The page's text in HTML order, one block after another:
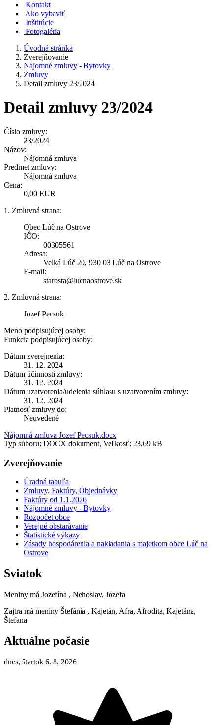
Kontakt
Ako vybaviť
Inštitúcie
Fotogaléria
Úvodná stránka
Zverejňovanie
Nájomné zmluvy - Bytovky
Zmluvy
Detail zmluvy 23/2024
Detail zmluvy 23/2024
Číslo zmluvy:
23/2024
Názov:
Nájomná zmluva
Predmet zmluvy:
Nájomná zmluva
Cena:
0,00 EUR
1. Zmluvná strana:
Obec Lúč na Ostrove
IČO:
00305561
Adresa:
Velká Lúč 20, 930 03 Lúč na Ostrove
E-mail:
starosta@lucnaostrove.sk
2. Zmluvná strana:
Jozef Pecsuk
Meno podpisujúcej osoby:
Funkcia podpisujúcej osoby:
Dátum zverejnenia:
31. 12. 2024
Dátum účinnosti zmluvy:
31. 12. 2024
Dátum uzatvorenia/udelenia súhlasu s uzatvorením zmluvy:
31. 12. 2024
Platnosť zmluvy do:
Neuvedené
Nájomná zmluva Jozef Pecsuk.docx
Typ súboru: DOCX dokument, Veľkosť: 23,69 kB
Zverejňovanie
Úradná tabuľa
Zmluvy, Faktúry, Objednávky
Faktúry od 1.1.2026
Nájomné zmluvy - Bytovky
Rozpočet obce
Verejné obstarávanie
Štatistické výkazy
Zásady hospodárenia a nakladania s majetkom obce Lúč na
Ostrove
Sviatok
Meniny má Jozefína , Nehoslav, Jozefa
Zajtra má meniny Štefánia , Kajetán, Afra, Afrodita, Kajetána,
Štefana
Aktuálne počasie
dnes, štvrtok 6. 8. 2026